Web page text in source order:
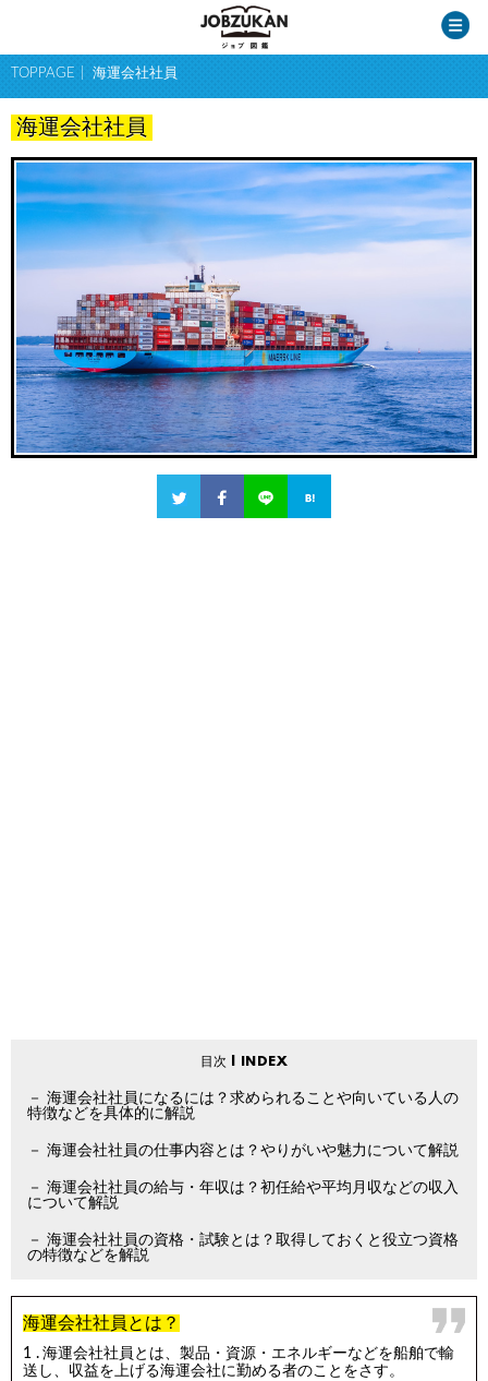
TOPPAGE 海運会社社員
海運会社社員
海運会社社員になるには？求められることや向いている人の
特徴などを具体的に解説
海運会社社員の仕事内容とは？やりがいや魅力について解説
海運会社社員の給与・年収は？初任給や平均月収などの収入
について解説
海運会社社員の資格・試験とは？取得しておくと役立つ資格
の特徴などを解説
海運会社社員とは？
海運会社社員とは、製品・資源・エネルギーなどを船舶で輸
送し、収益を上げる海運会社に勤める者のことをさす。